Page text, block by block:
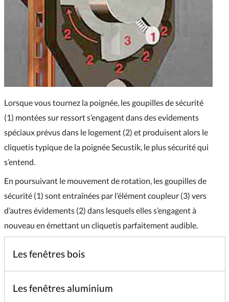
Lorsque vous tournez la poignée, les goupilles de sécurité
(1) montées sur ressort s’engagent dans des evidements
spéciaux prévus dans le logement (2) et produisent alors le
cliquetis typique de la poignée Secustik, le plus sécurité qui
s’entend.
En poursuivant le mouvement de rotation, les goupilles de
sécurité (1) sont entraînées par l’élément coupleur (3) vers
d’autres évidements (2) dans lesquels elles s’engagent à
nouveau en émettant un cliquetis parfaitement audible.
Les fenêtres bois
Les fenêtres aluminium